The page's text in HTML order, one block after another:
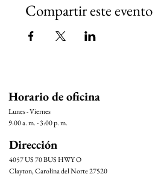
Compartir este evento
Horario de oficina
Lunes - Viernes
9:00 a. m. - 3:00 p. m.
Dirección
4057 US 70 BUS HWY O
Clayton, Carolina del Norte 27520